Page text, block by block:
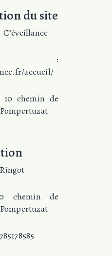
du site
:
accueil/
10 chemin de
chemin de